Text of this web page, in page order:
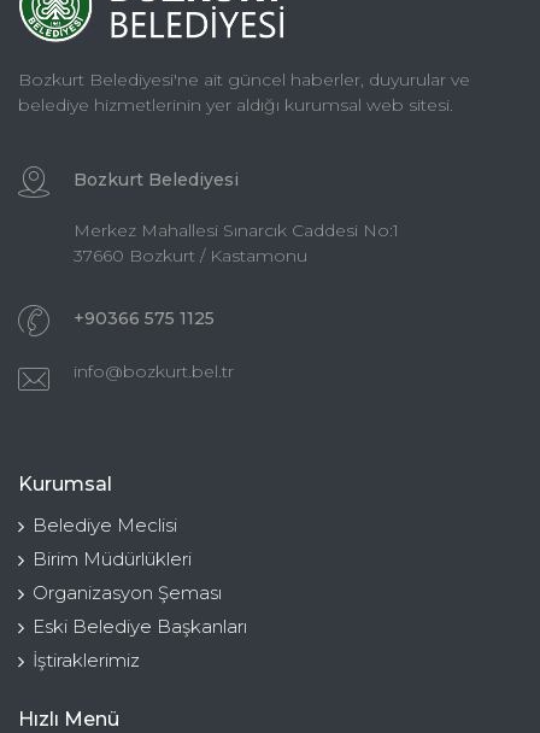
Bozkurt Belediyesi'ne ait güncel haberler, duyurular ve
belediye hizmetlerinin yer aldığı kurumsal web sitesi.
Bozkurt Belediyesi
Merkez Mahallesi Sınarcık Caddesi No:1
37660 Bozkurt / Kastamonu
+90366 575 1125
info@bozkurt.bel.tr
Kurumsal
Belediye Meclisi
Birim Müdürlükleri
Organizasyon Şeması
Eski Belediye Başkanları
İştiraklerimiz
Hızlı Menü